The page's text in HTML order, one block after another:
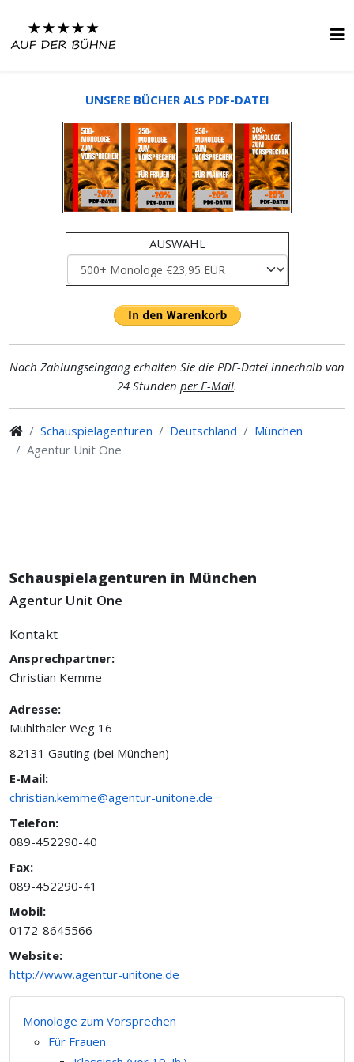
UNSERE BÜCHER ALS PDF-DATEI
AUSWAHL
Nach Zahlungseingang erhalten Sie die PDF-Datei innerhalb von
24 Stunden per E-Mail.
Schauspielagenturen Deutschland
München
Agentur Unit One
Schauspielagenturen in München
Agentur Unit One
Kontakt
Ansprechpartner:
Christian Kemme
Adresse:
Mühlthaler Weg 16
82131 Gauting (bei München)
E-Mail:
christian.kemme@agentur-unitone.de
Telefon:
089-452290-40
Fax:
089-452290-41
Mobil:
0172-8645566
Website:
http://www.agentur-unitone.de
Monologe zum Vorsprechen
Für Frauen